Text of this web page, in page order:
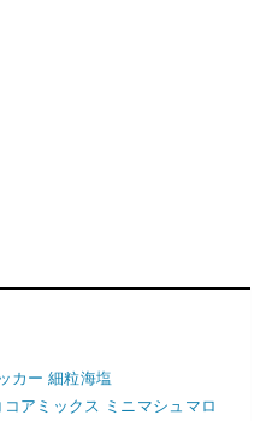
カー 細粒海塩
アミックス ミニマシュマロ